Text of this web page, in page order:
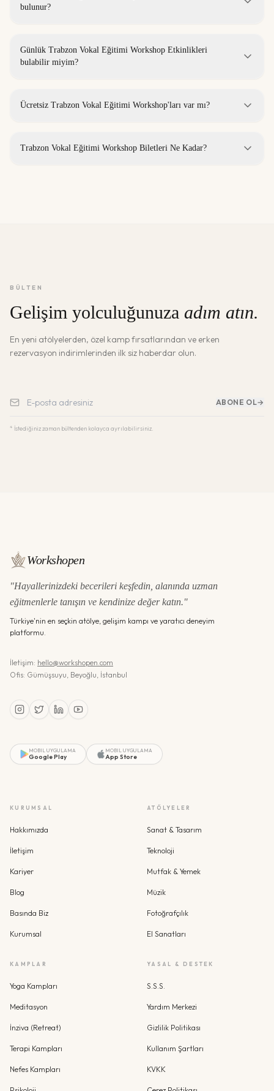
bulunur?
Günlük Trabzon Vokal Eğitimi Workshop Etkinlikleri
bulabilir miyim?
Ücretsiz Trabzon Vokal Eğitimi Workshop'ları var mı?
Trabzon Vokal Eğitimi Workshop Biletleri Ne Kadar?
BÜLTEN
Gelişim yolculuğunuza adım atın.
En yeni atölyelerden, özel kamp fırsatlarından ve erken
rezervasyon indirimlerinden ilk siz haberdar olun.
ABONE OL→
* İstediğiniz zaman bültenden kolayca ayrılabilirsiniz.
Workshopen
"Hayallerinizdeki becerileri keşfedin, alanında uzman
eğitmenlerle tanışın ve kendinize değer katın."
Türkiye'nin en seçkin atölye, gelişim kampı ve yaratıcı deneyim
platformu.
İletişim: hello@workshopen.com
Ofis: Gümüşsuyu, Beyoğlu, İstanbul
MOBIL UYGULAMA
Google Play
MOBIL UYGULAMA
App Store
KURUMSAL
Hakkımızda
İletişim
Kariyer
Blog
Basında Biz
Kurumsal
ATÖLYELER
Sanat & Tasarım
Teknoloji
Mutfak & Yemek
Müzik
Fotoğrafçılık
El Sanatları
KAMPLAR
Yoga Kampları
Meditasyon
İnziva (Retreat)
Terapi Kampları
Nefes Kampları
YASAL & DESTEK
S.S.S.
Yardım Merkezi
Gizlilik Politikası
Kullanım Şartları
KVKK